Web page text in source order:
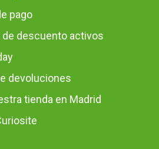
pago
de descuento activos
devoluciones
tienda en Madrid